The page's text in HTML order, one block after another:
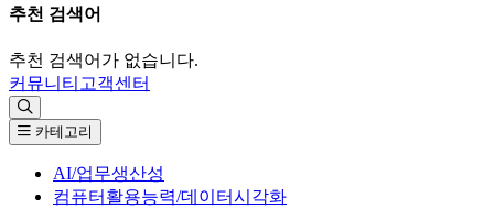
추천 검색어
추천 검색어가 없습니다.
커뮤니티 고객센터
카테고리
AI/업무생산성
컴퓨터활용능력/데이터시각화